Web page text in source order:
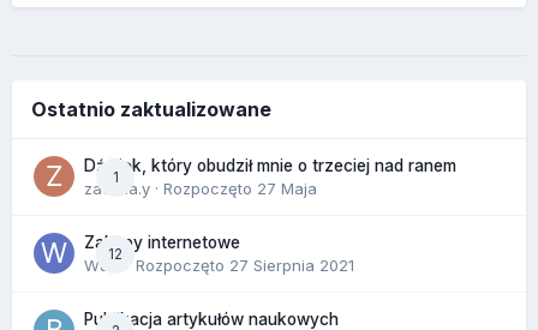
Ostatnio zaktualizowane
1
Dźwięk, który obudził mnie o trzeciej nad ranem
zackr.a.y · Rozpoczęto 27 Maja
12
Zakupy internetowe
Wula · Rozpoczęto 27 Sierpnia 2021
Publikacja artykułów naukowych